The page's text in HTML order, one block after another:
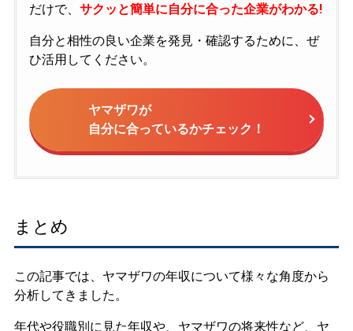
だけで、 サクッと簡単に自分に合った企業がわかる!
自分と相性の良い企業を発見・確認するために、ぜ
ひ活用してください。
ヤマザワが
自分に合っているかチェック！
まとめ
この記事では、ヤマザワの年収について様々な角度から
分析してきました。
年代や役職別に見た年収や、ヤマザワの将来性など、ヤ